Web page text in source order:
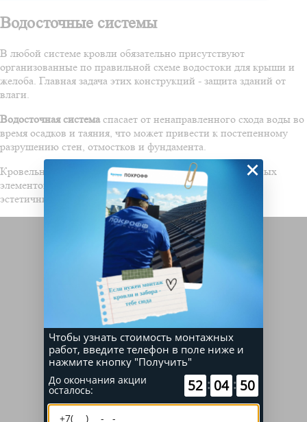
Водосточные системы
В любой системе кровли обязательно присутствуют
организованные по правильной схеме водостоки для крыши и
желоба. Главная задача этих конструкций - защита зданий от
влаги.
Водосточная системаспасает от ненаправленного схода воды во
время осадков и таяния, что может привести к постепенному
разрушению стен, отмостков и фундамента.
Кровельные водостоки не допускают размытия различных
элементов дома, а также придают ему законченный и
эстетичный вид.
×
Чтобы узнать стоимость монтажных
работ, введите телефон в поле ниже и
нажмите кнопку "Получить"
До окончания акции
осталось: 52 : 04 : 50